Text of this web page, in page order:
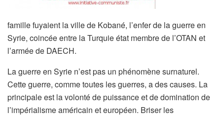
famille fuyaient la ville de Kobané, l’enfer de la guerre en
Syrie, coincée entre la Turquie état membre de l’OTAN et
l’armée de DAECH.
La guerre en Syrie n’est pas un phénomène surnaturel.
Cette guerre, comme toutes les guerres, a des causes. La
principale est la volonté de puissance et de domination de
l’impérialisme américain et européen. Briser les